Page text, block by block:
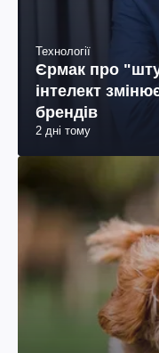
Технології
Єрмак про
інтелект
брендів
2 дні тому